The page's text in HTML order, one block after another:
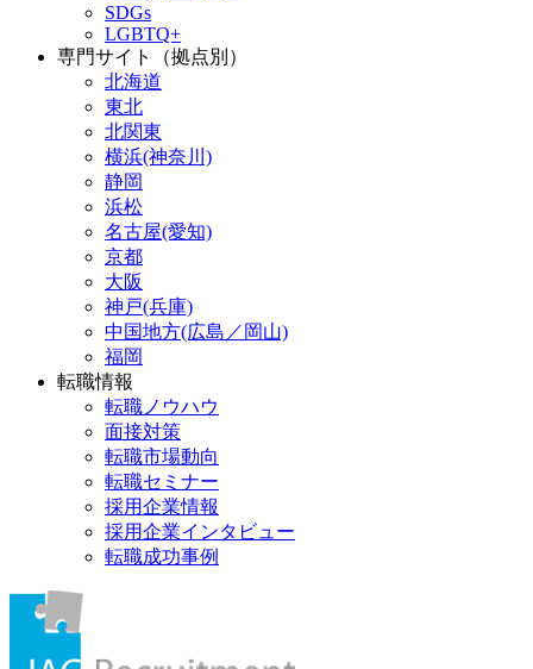
SDGs
LGBTQ+
専門サイト（拠点別）
北海道
東北
北関東
横浜(神奈川)
静岡
浜松
名古屋(愛知)
京都
大阪
神戸(兵庫)
中国地方(広島／岡山)
福岡
転職情報
転職ノウハウ
面接対策
転職市場動向
転職セミナー
採用企業情報
採用企業インタビュー
転職成功事例